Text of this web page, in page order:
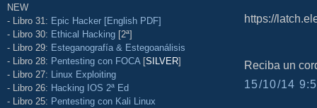
NEW
- Libro 31: Epic Hacker [English PDF]
- Libro 30: Ethical Hacking [2ª]
- Libro 29: Esteganografía & Estegoanálisis
- Libro 28: Pentesting con FOCA [SILVER]
- Libro 27: Linux Exploiting
- Libro 26: Hacking IOS 2ª Ed
- Libro 25: Pentesting con Kali Linux
https://
Reciba un
15/10/14